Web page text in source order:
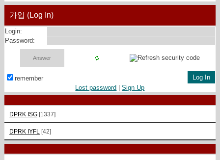
가입 (Log In)
Login:
Password:
remember
Lost password |Sign Up
DPRK ISG [1337]
DPRK IYFL [42]